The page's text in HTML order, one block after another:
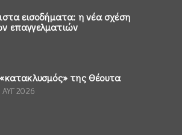
εισοδήματα: η νέα σχέση
επαγγελματιών
της Θέουτα
2026